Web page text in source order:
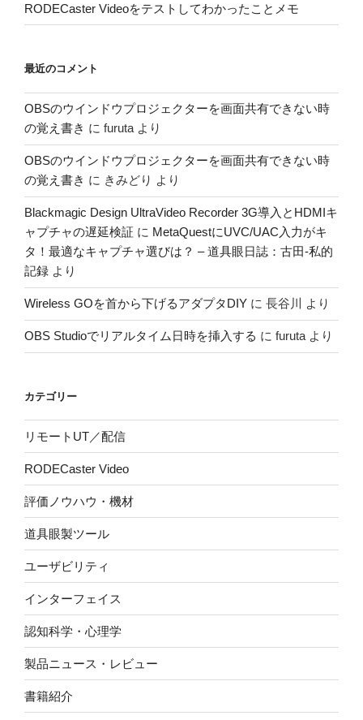
RODECaster Videoをテストしてわかったことメモ
最近のコメント
OBSのウインドウプロジェクターを画面共有できない時
の覚え書き に furuta より
OBSのウインドウプロジェクターを画面共有できない時
の覚え書き に きみどり より
Blackmagic Design UltraVideo Recorder 3G導入とHDMIキ
ャプチャの遅延検証 に MetaQuestにUVC/UAC入力がキ
タ！最適なキャプチャ選びは？ – 道具眼日誌：古田-私的
記録 より
Wireless GOを首から下げるアダプタDIY に 長谷川 より
OBS Studioでリアルタイム日時を挿入する に furuta より
カテゴリー
リモートUT／配信
RODECaster Video
評価ノウハウ・機材
道具眼製ツール
ユーザビリティ
インターフェイス
認知科学・心理学
製品ニュース・レビュー
書籍紹介